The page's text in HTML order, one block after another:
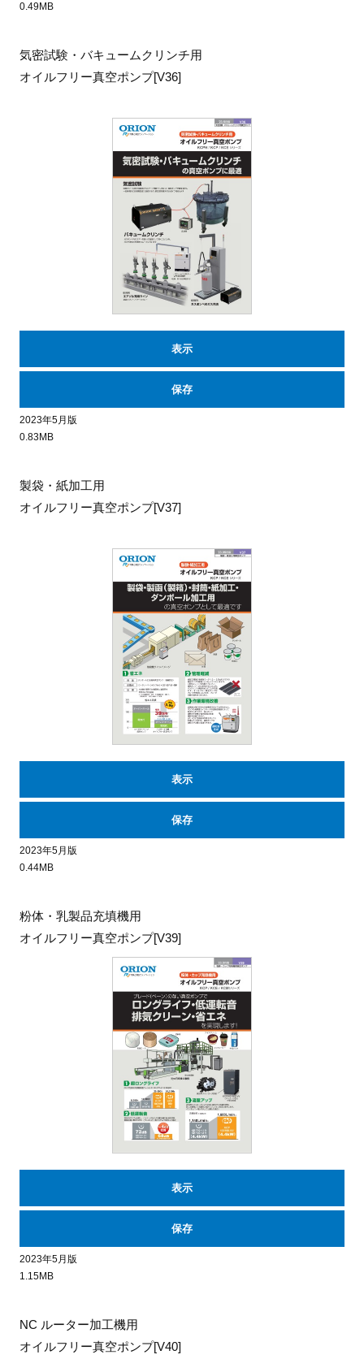
0.49MB
気密試験・バキュームクリンチ用
オイルフリー真空ポンプ[V36]
表示
保存
2023年5月版
0.83MB
製袋・紙加工用
オイルフリー真空ポンプ[V37]
表示
保存
2023年5月版
0.44MB
粉体・乳製品充填機用
オイルフリー真空ポンプ[V39]
表示
保存
2023年5月版
1.15MB
NC ルーター加工機用
オイルフリー真空ポンプ[V40]